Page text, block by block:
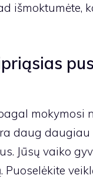
išmoktumėte,
mokymosi
daug daugiau
Jūsų vaiko